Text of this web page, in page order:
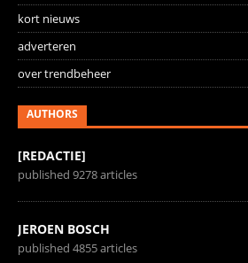
kort nieuws
adverteren
over trendbeheer
AUTHORS
[REDACTIE]
published 9278 articles
JEROEN BOSCH
published 4855 articles